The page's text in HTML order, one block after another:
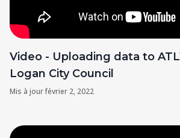
Video - Uploading data to
Logan City Council
Mis à jourfévrier 2, 2022